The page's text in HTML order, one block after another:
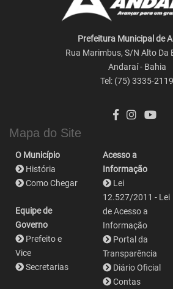
Prefeitura Municipal de
Rua Marimbus, S/N Alto Da
Andaraí - Bahia
Tel: (75) 3335-2119
Mapa do Site
O Município
História
Como Chegar
Equipe de
Governo
Prefeito e
Vice
Secretarias
Acesso a
Informação
Lei
12.527/2011 - Lei
de Acesso a
Informação
Portal da
Transparência
Diário Oficial
Contas